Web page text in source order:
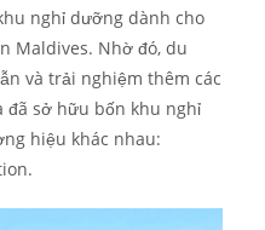
nghỉ dưỡng dành cho
Maldives. Nhờ đó, du
và trải nghiệm thêm các
đã sở hữu bốn khu nghỉ
hiệu khác nhau: